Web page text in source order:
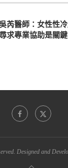
芮醫師：女性性
求專業協助是關
Designed and